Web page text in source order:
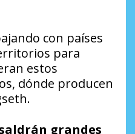
con países
para
estos
dónde producen
grandes